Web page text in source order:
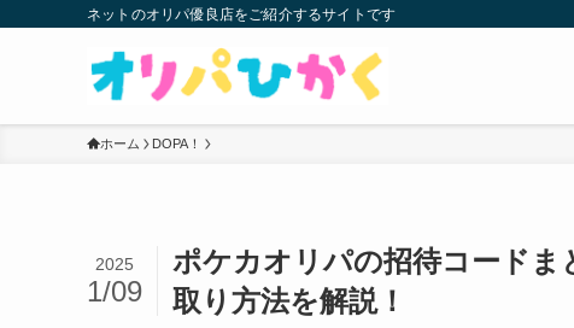
ネットのオリパ優良店をご紹介するサイトです
ホーム DOPA！
ポケカオリパの招待コードま
取り方法を解説！
2025
1/09